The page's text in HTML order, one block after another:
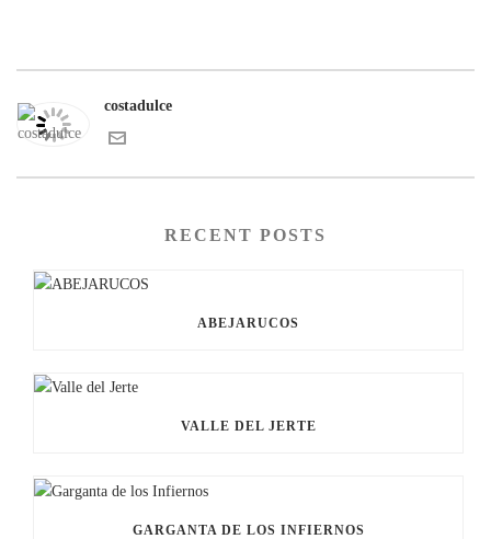
costadulce
RECENT POSTS
ABEJARUCOS
VALLE DEL JERTE
GARGANTA DE LOS INFIERNOS